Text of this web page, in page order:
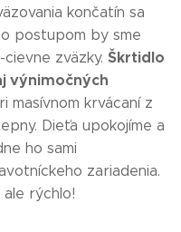
končatín sa
postupom by sme
zväzky. Škrtidlo
výnimočných
masívnom krvácaní z
Dieťa upokojíme a
ho sami
zariadenia.
rýchlo!